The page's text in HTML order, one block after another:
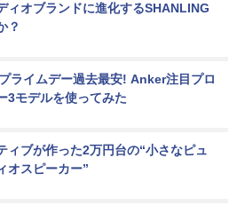
ィオブランドに進化するSHANLING
？
ライムデー過去最安! Anker注目プロ
3モデルを使ってみた
ィブが作った2万円台の“小さなピュ
オスピーカー”